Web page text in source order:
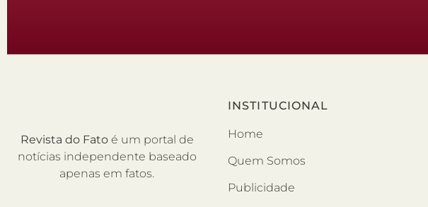
Revista do Fato é um portal de
notícias independente baseado
apenas em fatos.
INSTITUCIONAL
Home
Quem Somos
Publicidade